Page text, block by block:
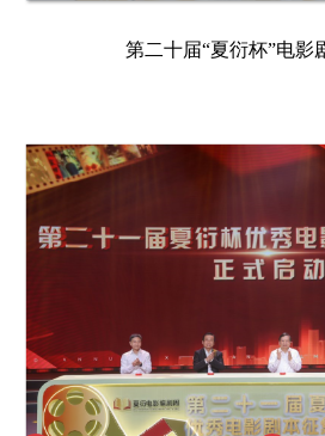
第二十届“夏衍杯”电影